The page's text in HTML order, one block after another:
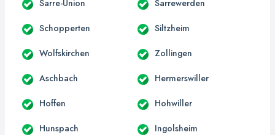
Sarre-Union Sarrewerden
Schopperten Siltzheim
Wolfskirchen Zollingen
Aschbach Hermerswiller
Hoffen Hohwiller
Hunspach Ingolsheim